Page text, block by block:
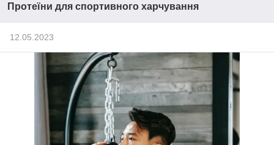
Протеїни для спортивного харчування
12.05.2023